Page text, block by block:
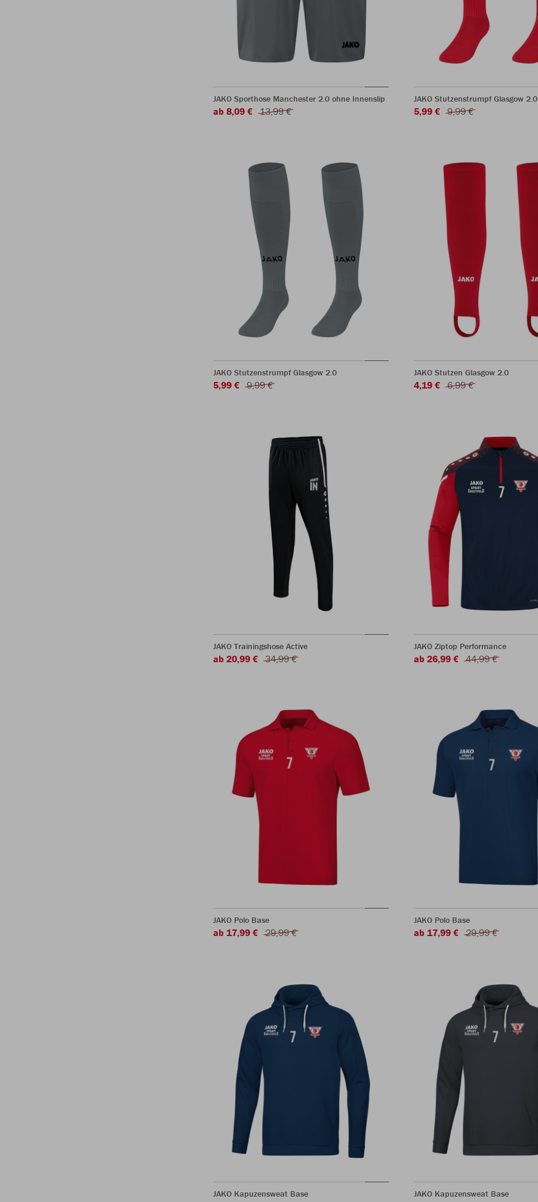
JAKO Sporthose Manchester 2.0 ohne Innenslip
ab 8,09 € 13,99 €
JAKO Stutzenstrumpf Glasgow 2.0
5,99 € 9,99 €
JAKO Stutzenstrumpf Glasgow 2.0
5,99 € 9,99 €
JAKO Stutzen Glasgow 2.0
4,19 € 6,99 €
JAKO Trainingshose Active
ab 20,99 € 34,99 €
JAKO Ziptop Performance
ab 26,99 € 44,99 €
JAKO Polo Base
ab 17,99 € 29,99 €
JAKO Polo Base
ab 17,99 € 29,99 €
JAKO Kapuzensweat Base JAKO Kapuzensweat Base